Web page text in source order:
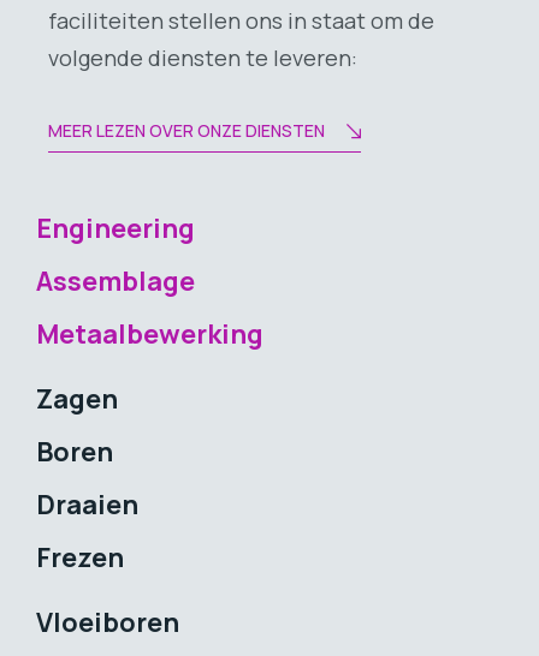
faciliteiten stellen ons in staat om de
volgende diensten te leveren:
MEER LEZEN OVER ONZE DIENSTEN
Engineering
Assemblage
Metaalbewerking
Zagen
Boren
Draaien
Frezen
Vloeiboren